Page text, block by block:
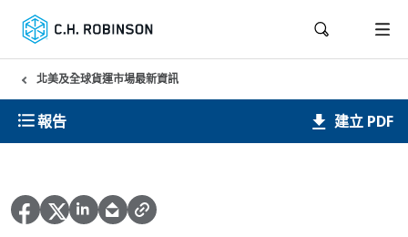
北美及全球貨運市場最新資訊
報告 建立 PDF